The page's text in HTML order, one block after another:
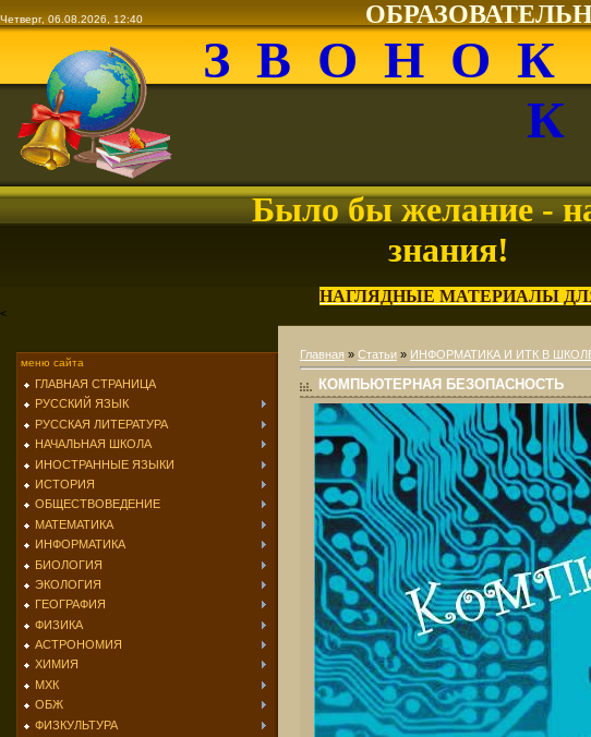
Четверг, 06.08.2026, 12:40
З В О Н О
К
Было бы желание -
знания!
НАГЛЯДНЫЕ МАТЕРИАЛЫ
<
меню сайта
ГЛАВНАЯ СТРАНИЦА
РУССКИЙ ЯЗЫК
РУССКАЯ ЛИТЕРАТУРА
НАЧАЛЬНАЯ ШКОЛА
ИНОСТРАННЫЕ ЯЗЫКИ
ИСТОРИЯ
ОБЩЕСТВОВЕДЕНИЕ
МАТЕМАТИКА
ИНФОРМАТИКА
БИОЛОГИЯ
ЭКОЛОГИЯ
ГЕОГРАФИЯ
ФИЗИКА
АСТРОНОМИЯ
ХИМИЯ
МХК
ОБЖ
ФИЗКУЛЬТУРА
Главная » Статьи » ИНФОРМАТИКА И ИТК В
КОМПЬЮТЕРНАЯ БЕЗОПАСНОСТЬ